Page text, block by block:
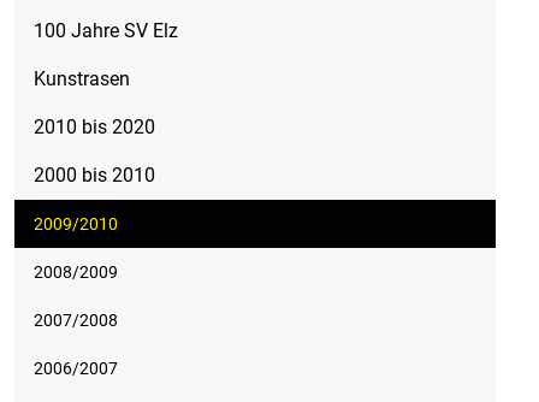
100 Jahre SV Elz
Kunstrasen
2010 bis 2020
2000 bis 2010
2009/2010
2008/2009
2007/2008
2006/2007